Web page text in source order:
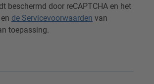
beschermd door reCAPTCHA en het
en de Servicevoorwaarden van
toepassing.